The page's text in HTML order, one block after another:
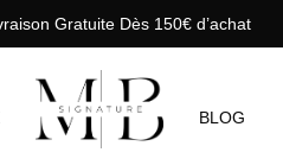
Gratuite Dès 150€ d’achat
BLOG